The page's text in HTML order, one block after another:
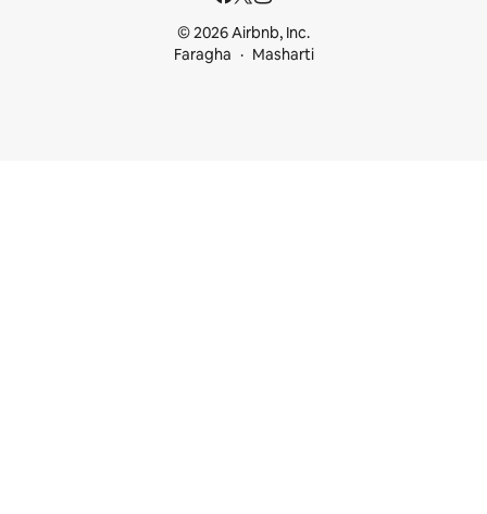
© 2026 Airbnb, Inc.
Faragha
Masharti